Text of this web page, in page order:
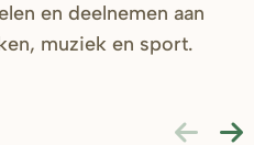
en deelnemen aan
muziek en sport.